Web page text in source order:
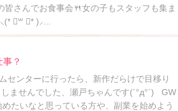
さんでお食事会🍴女の子もスタッフも集ま
॑꒳ ॑* )⸝...
？
センターに行ったら、新作だらけで目移り
ませんでした、瀬戸ちゃんです(´°д°`) GW
たいなと思っている方や、副業を始めよう